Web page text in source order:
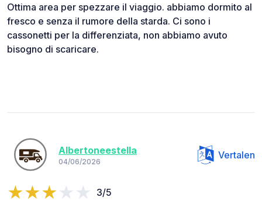
Ottima area per spezzare il viaggio. abbiamo dormito al
fresco e senza il rumore della starda. Ci sono i
cassonetti per la differenziata, non abbiamo avuto
bisogno di scaricare.
Albertoneestella
04/06/2026
Vertalen
3/5